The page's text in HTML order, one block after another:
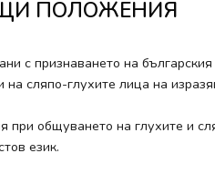
ПОЛОЖЕНИЯ
с признаването на българския
на сляпо-глухите лица на
при общуването на глухите и
език.